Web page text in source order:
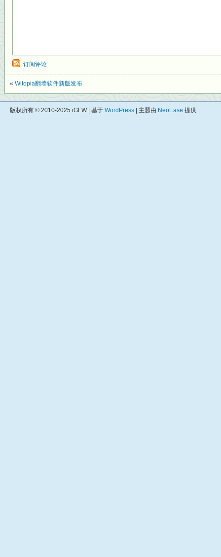
订阅评论
« Witopia翻墙软件新版发布
版权所有 © 2010-2025 iGFW | 基于 WordPress | 主题由 NeoEase 提供